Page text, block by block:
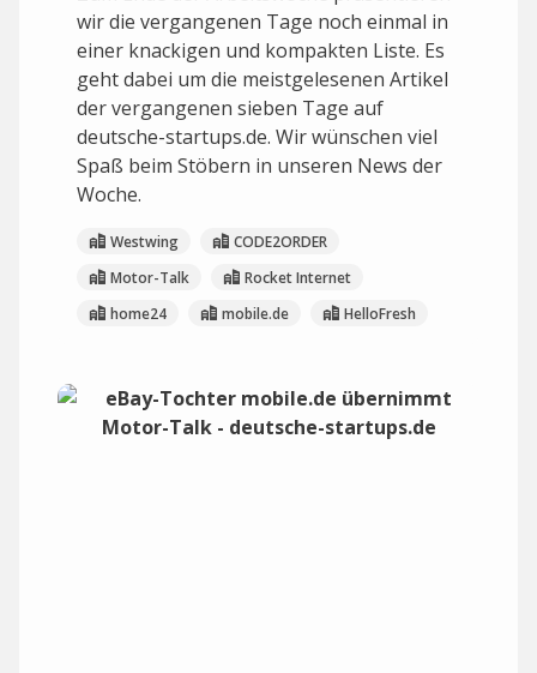
wir die vergangenen Tage noch einmal in
einer knackigen und kompakten Liste. Es
geht dabei um die meistgelesenen Artikel
der vergangenen sieben Tage auf
deutsche-startups.de. Wir wünschen viel
Spaß beim Stöbern in unseren News der
Woche.
Westwing
CODE2ORDER
Motor-Talk
Rocket Internet
home24
mobile.de HelloFresh